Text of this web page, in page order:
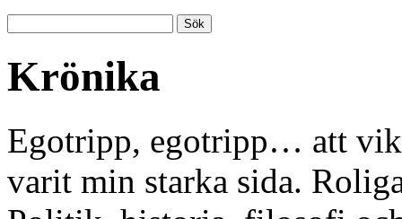
Krönika
Egotripp, egotripp… att
varit min starka sida.